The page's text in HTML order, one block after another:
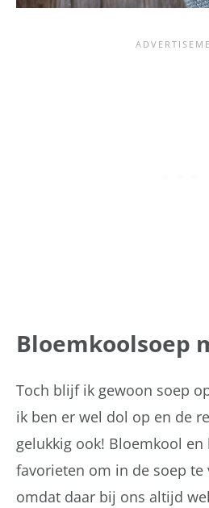
Bloemkoolsoep
Toch blijf ik gewoon soep
ik ben er wel dol op en de
gelukkig ook! Bloemkool
favorieten om in de soep te
omdat daar bij ons altijd